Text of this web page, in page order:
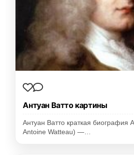
Антуан Ватто картины
Антуан Ватто краткая биография
Antoine Watteau) —…